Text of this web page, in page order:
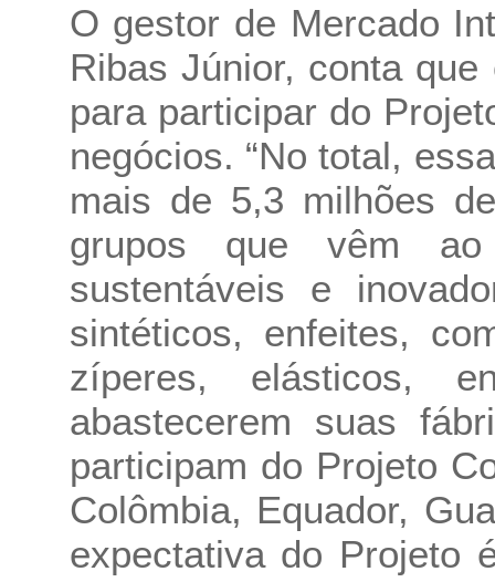
O gestor de Mercado
Ribas Júnior, conta
para participar do
negócios. “No total,
mais de 5,3 milhões
grupos que vêm ao
sustentáveis e
sintéticos, enfeites,
zíperes, elásticos,
abastecerem suas
participam do Projeto
Colômbia, Equador,
expectativa do Projeto